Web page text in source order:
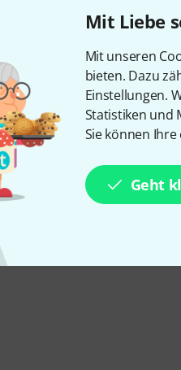
Mit Liebe
Mit unseren
bieten. Dazu
Einstellungen.
Statistiken und
Sie können
Geht
1
SOUND